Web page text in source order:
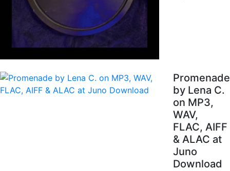
Promenade
by Lena C.
on MP3,
WAV,
FLAC, AIFF
& ALAC at
Juno
Download